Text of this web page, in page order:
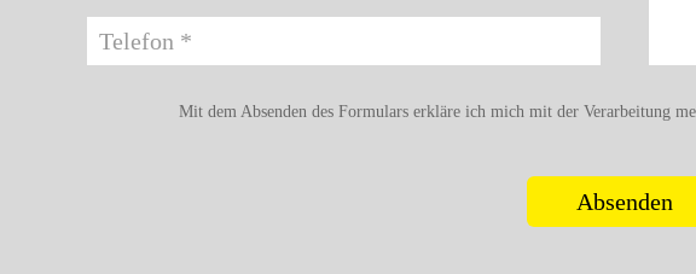
Telefon *
Mit dem Absenden des Formulars erkläre ich mich mit der Verarbeitung